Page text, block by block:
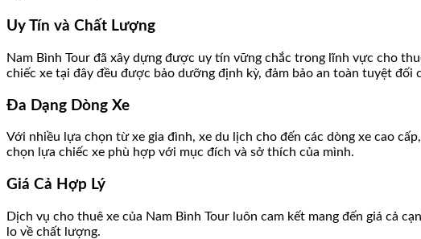
Uy Tín và Chất Lượng
Nam Bình Tour đã xây dựng được uy tín vững chắc trong lĩnh vực cho
chiếc xe tại đây đều được bảo dưỡng định kỳ, đảm bảo an toàn tuyệt đối
Đa Dạng Dòng Xe
Với nhiều lựa chọn từ xe gia đình, xe du lịch cho đến các dòng xe cao
chọn lựa chiếc xe phù hợp với mục đích và sở thích của mình.
Giá Cả Hợp Lý
Dịch vụ cho thuê xe của Nam Bình Tour luôn cam kết mang đến giá cả
lo về chất lượng.